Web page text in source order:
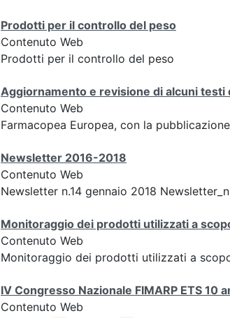
Prodotti per il controllo del peso
Contenuto Web
Prodotti per il controllo del peso
Aggiornamento e revisione di alcuni testi
Contenuto Web
Farmacopea Europea, con la
Newsletter 2016-2018
Contenuto Web
Newsletter n.14 gennaio 2018
Monitoraggio dei prodotti utilizzati a
Contenuto Web
Monitoraggio dei prodotti utilizzati a
IV Congresso Nazionale FIMARP ETS 10
Contenuto Web